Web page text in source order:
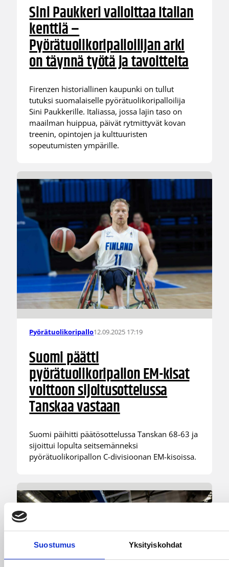
Suostumus Yksityiskohdat
Sini Paukkeri valloittaa Italian
kenttiä –
Pyörätuolikoripalloilijan arki
on täynnä työtä ja tavoitteita
Firenzen historiallinen kaupunki on tullut
tutuksi suomalaiselle pyörätuolikoripalloilija
Sini Paukkerille. Italiassa, jossa lajin taso on
maailman huippua, päivät rytmittyvät kovan
treenin, opintojen ja kulttuuristen
sopeutumisten ympärille.
Pyörätuolikoripallo12.09.2025 17:19
Suomi päätti
pyörätuolikoripallon EM-kisat
voittoon sijoitusottelussa
Tanskaa vastaan
Suomi päihitti päätösottelussa Tanskan 68-63 ja
sijoittui lopulta seitsemänneksi
pyörätuolikoripallon C-divisioonan EM-kisoissa.